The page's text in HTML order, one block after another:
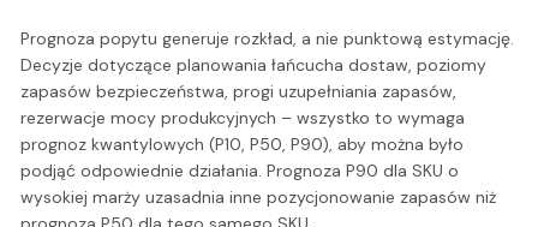
Prognoza popytu generuje rozkład, a nie punktową estymację.
Decyzje dotyczące planowania łańcucha dostaw, poziomy
zapasów bezpieczeństwa, progi uzupełniania zapasów,
rezerwacje mocy produkcyjnych – wszystko to wymaga
prognoz kwantylowych (P10, P50, P90), aby można było
podjąć odpowiednie działania. Prognoza P90 dla SKU o
wysokiej marży uzasadnia inne pozycjonowanie zapasów niż